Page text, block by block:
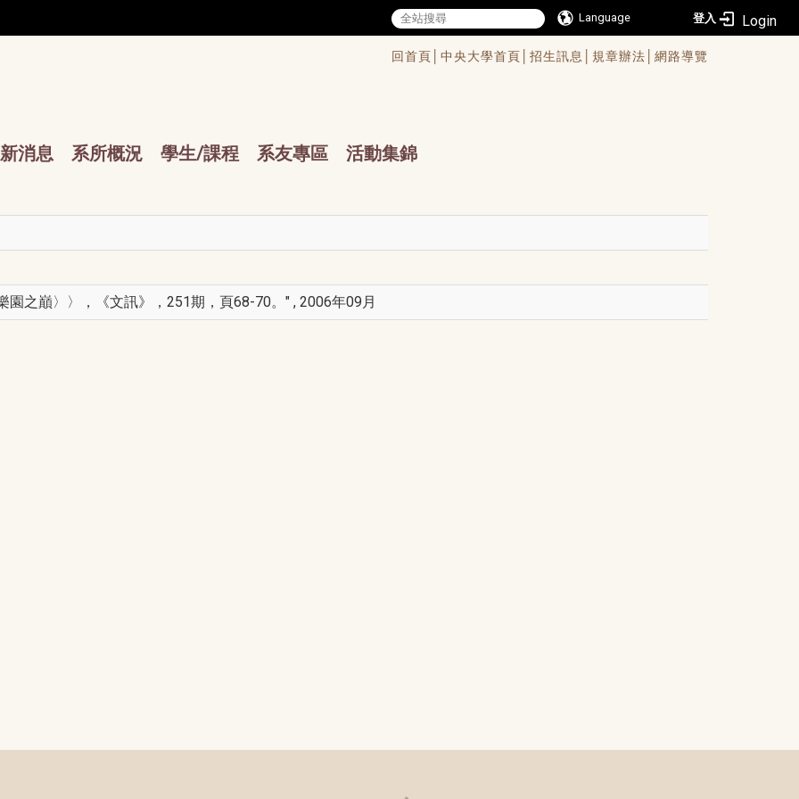
Language 登入
回首頁│ 中央大學首頁│ 招生訊息│ 規章辦法│ 網路導覽
消息 系所概況 學生/課程 系友專區 活動集錦
園之巔〉〉，《文訊》，251期，頁68-70。" , 2006年09月